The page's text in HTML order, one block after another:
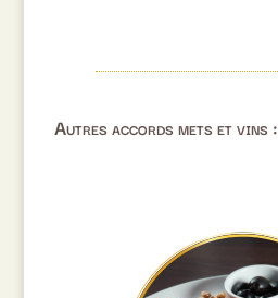
Autres accords mets et vins :